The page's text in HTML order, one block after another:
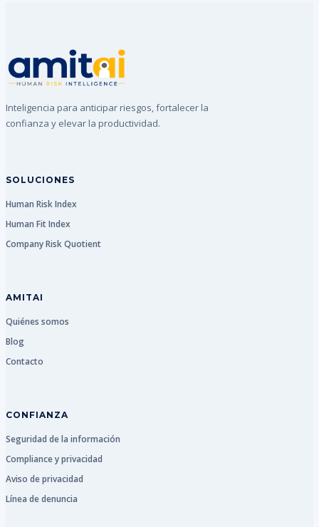
Inteligencia para anticipar riesgos, fortalecer la
confianza y elevar la productividad.
SOLUCIONES
Human Risk Index
Human Fit Index
Company Risk Quotient
AMITAI
Quiénes somos
Blog
Contacto
CONFIANZA
Seguridad de la información
Compliance y privacidad
Aviso de privacidad
Línea de denuncia